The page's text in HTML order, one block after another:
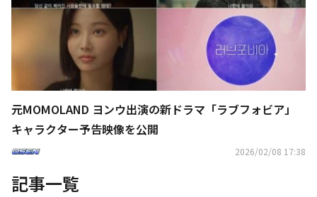
元MOMOLAND ヨンウ出演の新ドラマ「ラブフォビア」
キャラクター予告映像を公開
2026/02/08 17:38
記事一覧